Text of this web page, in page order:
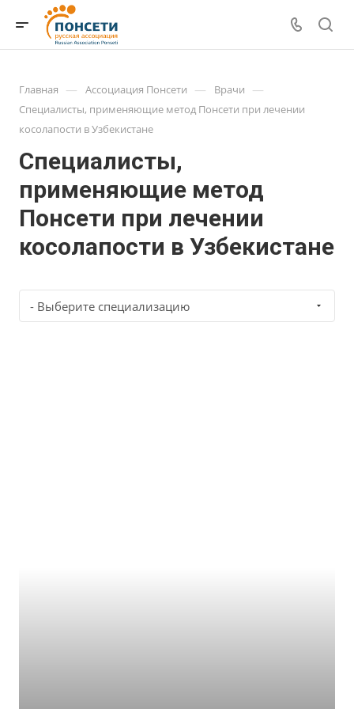
Главная — Ассоциация Понсети — Врачи —
Специалисты, применяющие метод Понсети при лечении
косолапости в Узбекистане
Специалисты,
применяющие метод
Понсети при лечении
косолапости в Узбекистане
- Выберите специализацию